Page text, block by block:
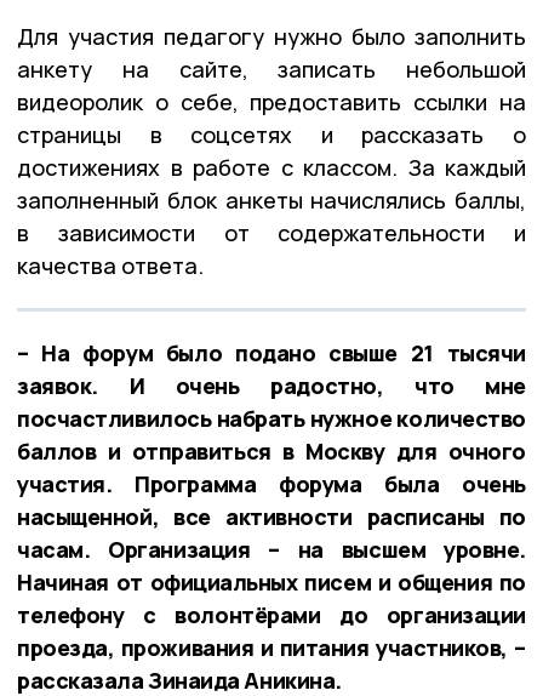
Для участия педагогу нужно было заполнить
анкету на сайте, записать небольшой
видеоролик о себе, предоставить ссылки на
страницы в соцсетях и рассказать о
достижениях в работе с классом. За каждый
заполненный блок анкеты начислялись баллы,
в зависимости от содержательности и
качества ответа.
– На форум было подано свыше 21 тысячи
заявок. И очень радостно, что мне
посчастливилось набрать нужное количество
баллов и отправиться в Москву для очного
участия. Программа форума была очень
насыщенной, все активности расписаны по
часам. Организация – на высшем уровне.
Начиная от официальных писем и общения по
телефону с волонтёрами до организации
проезда, проживания и питания участников, –
рассказала Зинаида Аникина.